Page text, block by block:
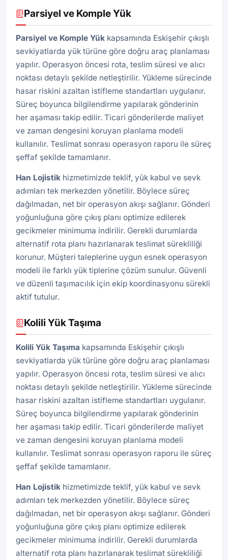
Parsiyel ve Komple Yük
Parsiyel ve Komple Yük kapsamında Eskişehir çıkışlı
sevkiyatlarda yük türüne göre doğru araç planlaması
yapılır. Operasyon öncesi rota, teslim süresi ve alıcı
noktası detaylı şekilde netleştirilir. Yükleme sürecinde
hasar riskini azaltan istifleme standartları uygulanır.
Süreç boyunca bilgilendirme yapılarak gönderinin
her aşaması takip edilir. Ticari gönderilerde maliyet
ve zaman dengesini koruyan planlama modeli
kullanılır. Teslimat sonrası operasyon raporu ile süreç
şeffaf şekilde tamamlanır.
Han Lojistik hizmetimizde teklif, yük kabul ve sevk
adımları tek merkezden yönetilir. Böylece süreç
dağılmadan, net bir operasyon akışı sağlanır. Gönderi
yoğunluğuna göre çıkış planı optimize edilerek
gecikmeler minimuma indirilir. Gerekli durumlarda
alternatif rota planı hazırlanarak teslimat sürekliliği
korunur. Müşteri taleplerine uygun esnek operasyon
modeli ile farklı yük tiplerine çözüm sunulur. Güvenli
ve düzenli taşımacılık için ekip koordinasyonu sürekli
aktif tutulur.
Kolili Yük Taşıma
Kolili Yük Taşıma kapsamında Eskişehir çıkışlı
sevkiyatlarda yük türüne göre doğru araç planlaması
yapılır. Operasyon öncesi rota, teslim süresi ve alıcı
noktası detaylı şekilde netleştirilir. Yükleme sürecinde
hasar riskini azaltan istifleme standartları uygulanır.
Süreç boyunca bilgilendirme yapılarak gönderinin
her aşaması takip edilir. Ticari gönderilerde maliyet
ve zaman dengesini koruyan planlama modeli
kullanılır. Teslimat sonrası operasyon raporu ile süreç
şeffaf şekilde tamamlanır.
Han Lojistik hizmetimizde teklif, yük kabul ve sevk
adımları tek merkezden yönetilir. Böylece süreç
dağılmadan, net bir operasyon akışı sağlanır. Gönderi
yoğunluğuna göre çıkış planı optimize edilerek
gecikmeler minimuma indirilir. Gerekli durumlarda
alternatif rota planı hazırlanarak teslimat sürekliliği